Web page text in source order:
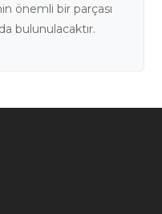
önemli bir parçası
bulunulacaktır.